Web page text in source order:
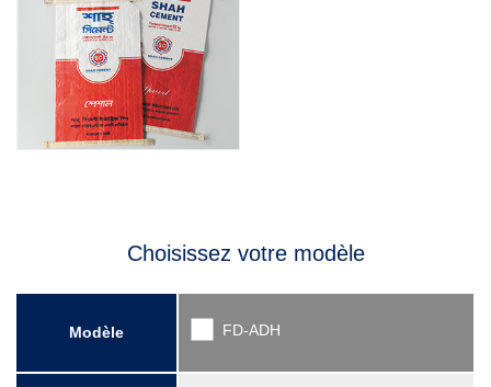
Choisissez votre modèle
Modèle FD-ADH